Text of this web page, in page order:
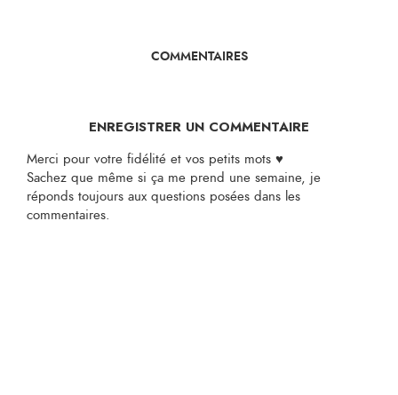
COMMENTAIRES
ENREGISTRER UN COMMENTAIRE
Merci pour votre fidélité et vos petits mots ♥
Sachez que même si ça me prend une semaine, je
réponds toujours aux questions posées dans les
commentaires.